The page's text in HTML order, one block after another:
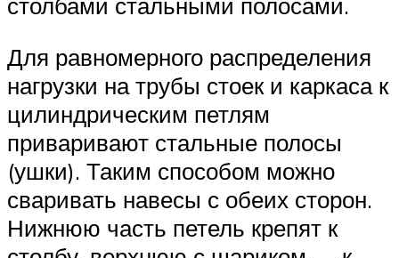
Для равномерного распределения
нагрузки на трубы стоек и каркаса к
цилиндрическим петлям
приваривают стальные полосы
(ушки). Таким способом можно
сваривать навесы с обеих сторон.
Нижнюю часть петель крепят к